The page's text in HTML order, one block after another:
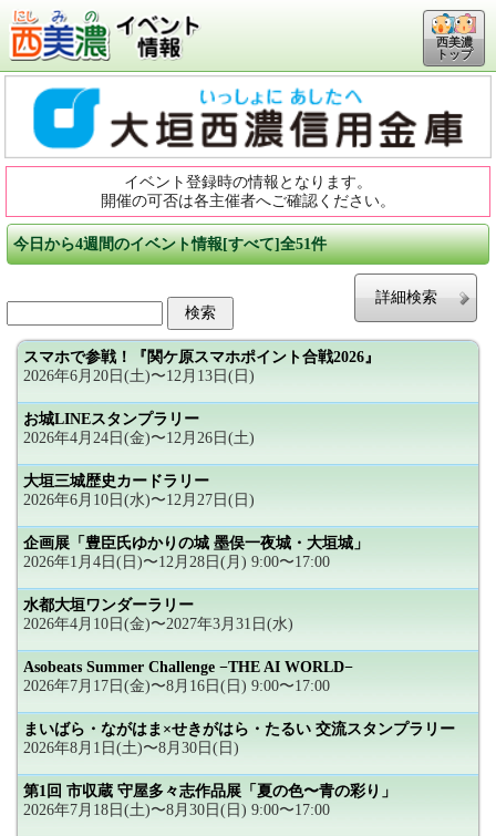
西美濃
トップ
イベント登録時の情報となります。
開催の可否は各主催者へご確認ください。
今日から4週間のイベント情報[すべて]全51件
詳細検索
スマホで参戦！『関ケ原スマホポイント合戦2026』
2026年6月20日(土)〜12月13日(日)
お城LINEスタンプラリー
2026年4月24日(金)〜12月26日(土)
大垣三城歴史カードラリー
2026年6月10日(水)〜12月27日(日)
企画展「豊臣氏ゆかりの城 墨俣一夜城・大垣城」
2026年1月4日(日)〜12月28日(月) 9:00〜17:00
水都大垣ワンダーラリー
2026年4月10日(金)〜2027年3月31日(水)
Asobeats Summer Challenge −THE AI WORLD−
2026年7月17日(金)〜8月16日(日) 9:00〜17:00
まいばら・ながはま×せきがはら・たるい 交流スタンプラリー
2026年8月1日(土)〜8月30日(日)
第1回 市収蔵 守屋多々志作品展「夏の色〜青の彩り」
2026年7月18日(土)〜8月30日(日) 9:00〜17:00